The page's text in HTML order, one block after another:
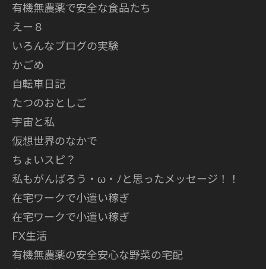
有機無農薬で安全な食品たち
えー８
いろんなブログの実験
かごめ
自転車日記
たつのおとしご
宇宙と私
仮想世界のなかで
ちょいスピ？
私もがんばろう・ω・ﾉと思ったメッセージ！！
在宅ワークで小遣い稼ぎ
在宅ワークで小遣い稼ぎ
FX生活
有機無農薬の安全安心な野菜の宅配